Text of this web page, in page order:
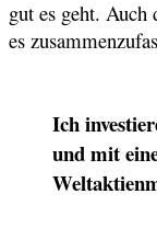
gut es geht. Auch
es
Ich
und mit